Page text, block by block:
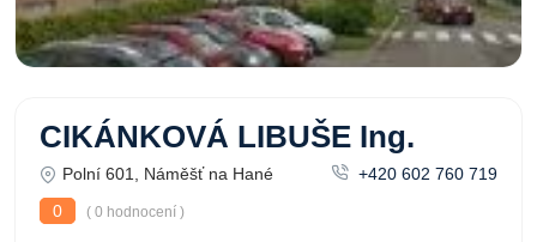
CIKÁNKOVÁ LIBUŠE Ing.
Polní 601, Náměšť na Hané
+420 602 760 719
0
( 0 hodnocení )